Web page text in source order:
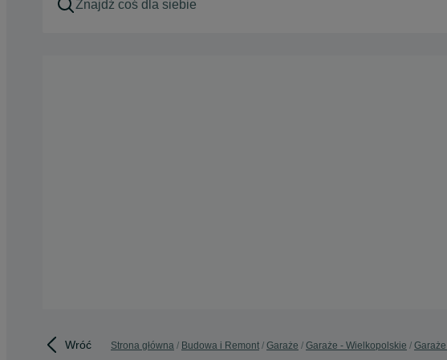
Wróć Strona główna Budowa i Remont Garaże Garaże - Wielkopolskie